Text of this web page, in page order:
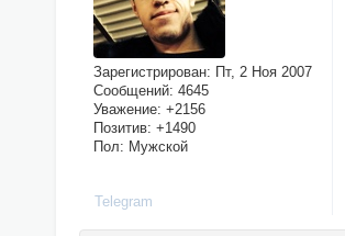
Зарегистрирован: Пт, 2 Ноя 2007
Сообщений: 4645
Уважение: +2156
Позитив: +1490
Пол: Мужской
Telegram